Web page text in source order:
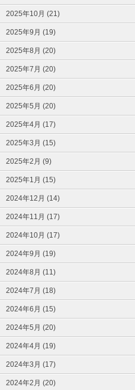
2025年10月 (21)
2025年9月 (19)
2025年8月 (20)
2025年7月 (20)
2025年6月 (20)
2025年5月 (20)
2025年4月 (17)
2025年3月 (15)
2025年2月 (9)
2025年1月 (15)
2024年12月 (14)
2024年11月 (17)
2024年10月 (17)
2024年9月 (19)
2024年8月 (11)
2024年7月 (18)
2024年6月 (15)
2024年5月 (20)
2024年4月 (19)
2024年3月 (17)
2024年2月 (20)